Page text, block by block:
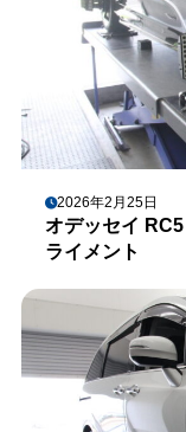
2026年2月25日
オデッセイ
ライメント